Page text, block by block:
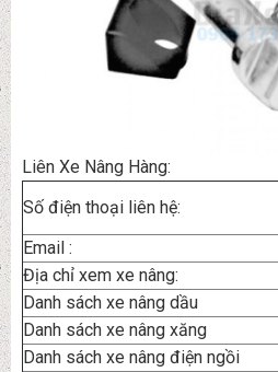
Liên Xe Nâng Hàng:
Số điện thoại liên hệ:
Email :
Địa chỉ xem xe nâng:
Danh sách xe nâng dầu
Danh sách xe nâng xăng
Danh sách xe nâng điện ngồi